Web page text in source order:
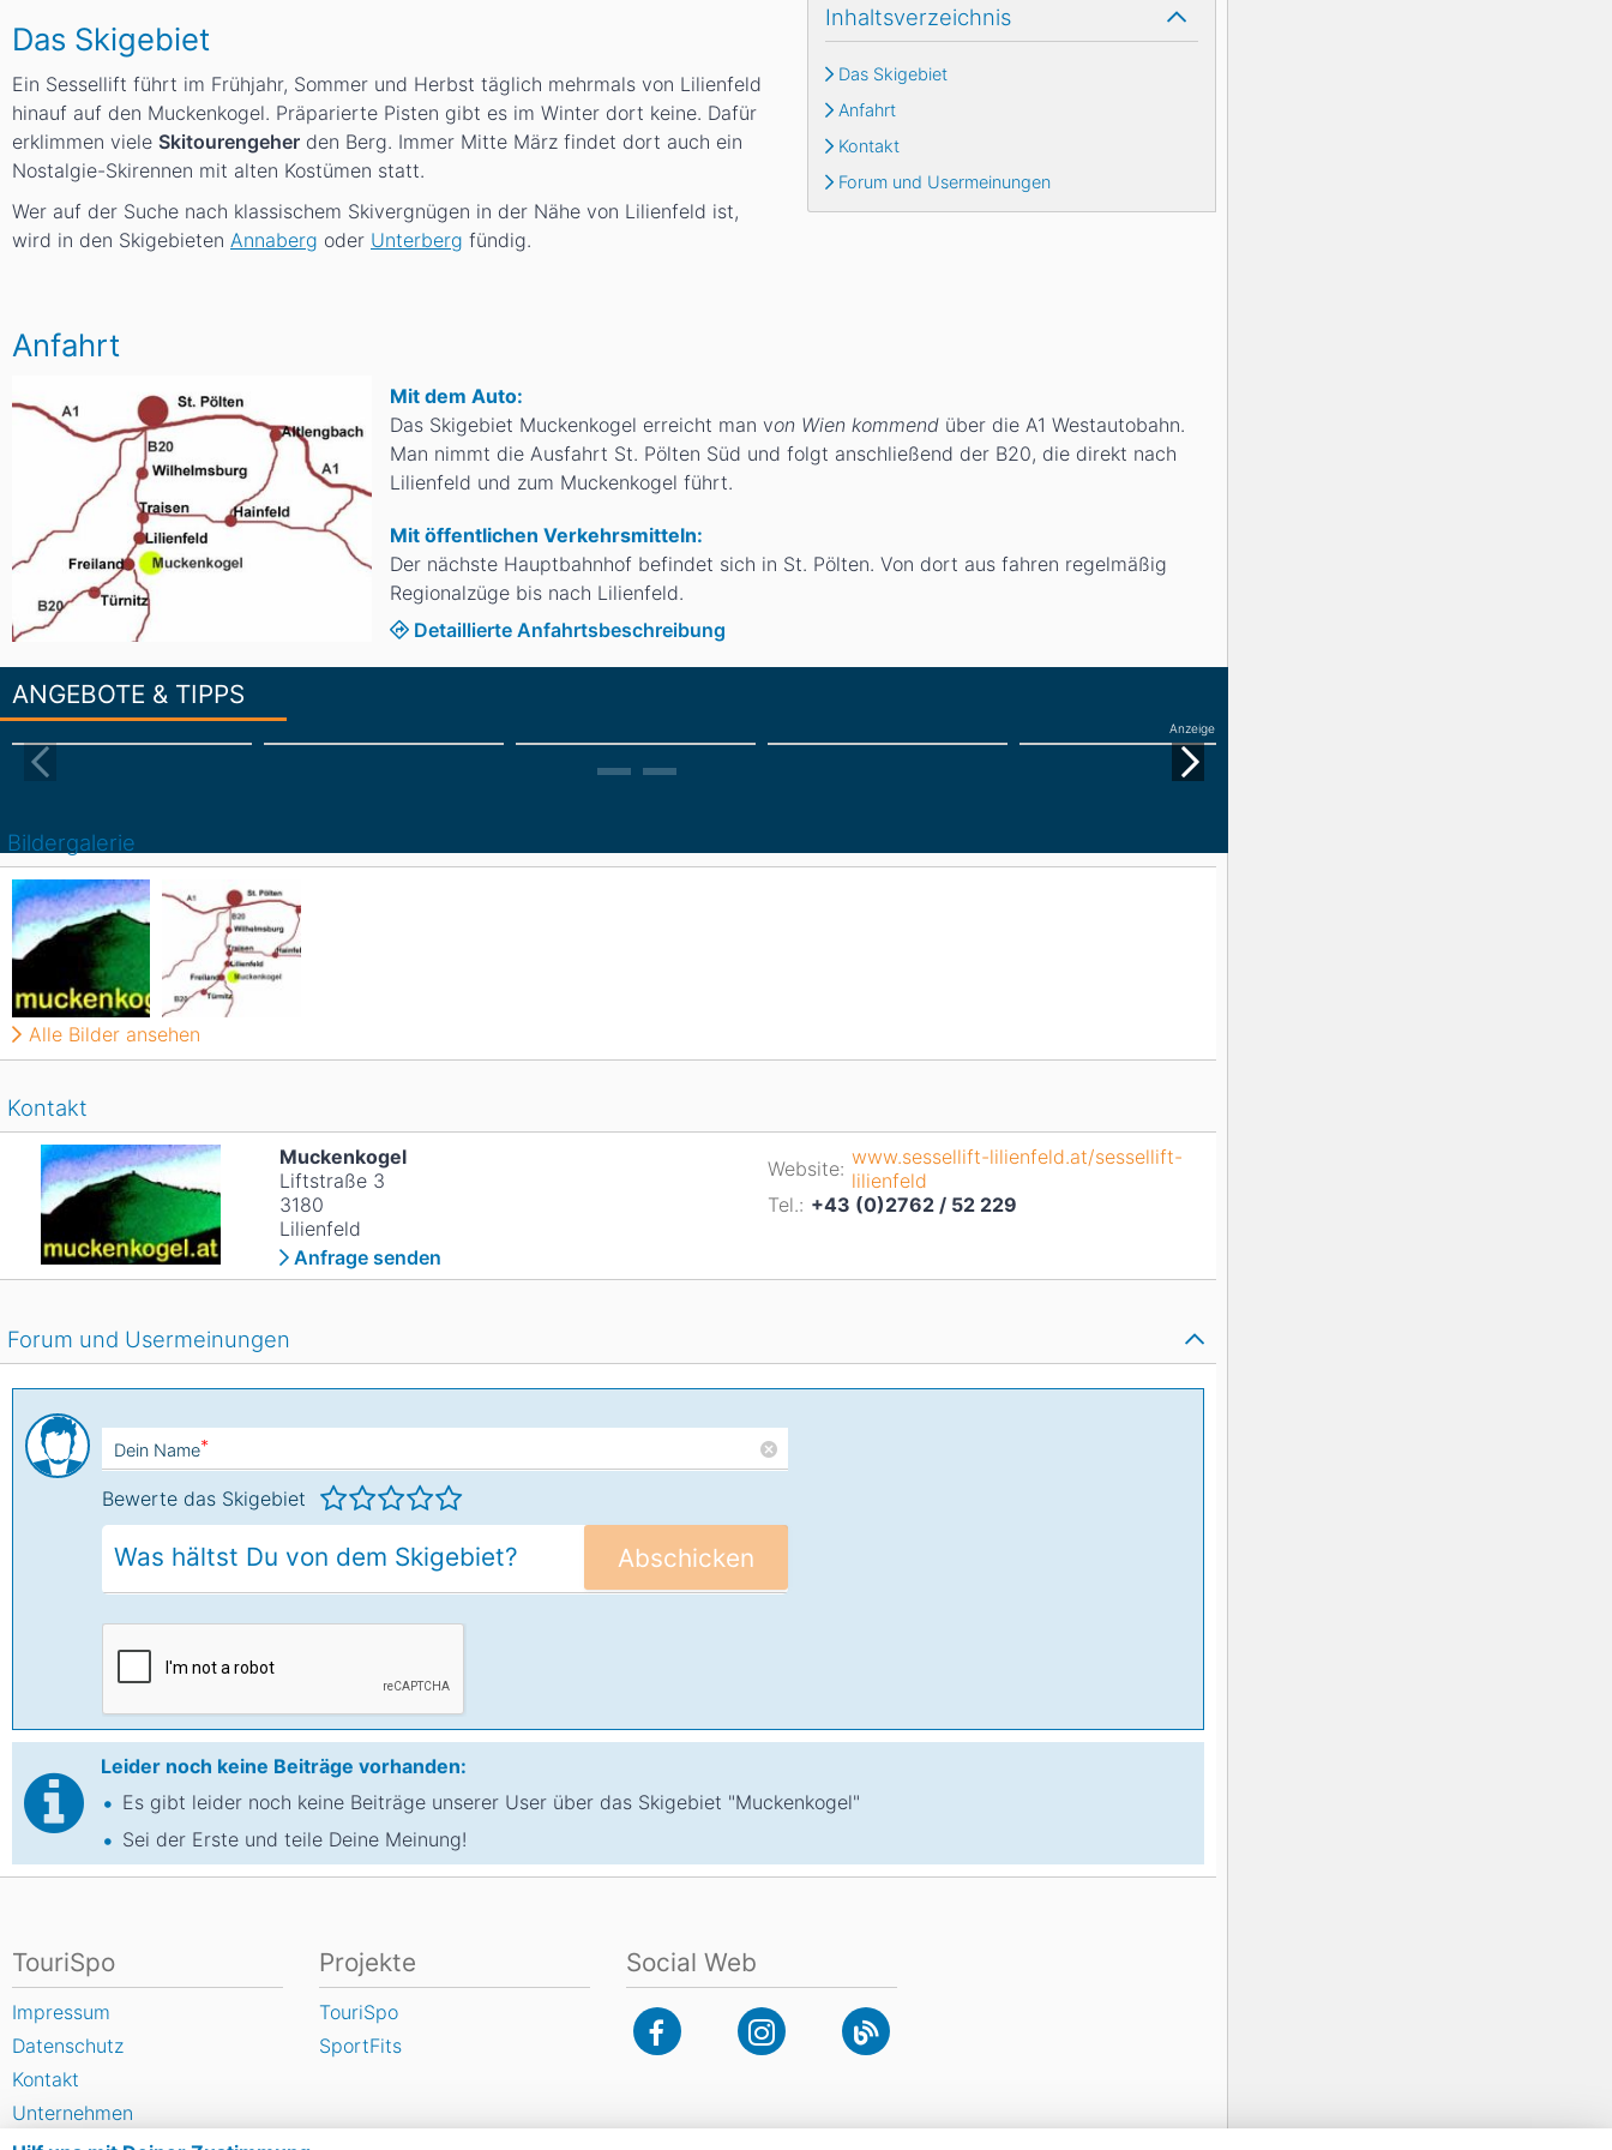
Inhaltsverzeichnis
Das Skigebiet
Anfahrt
Kontakt
Forum und Usermeinungen
Das Skigebiet
Ein Sessellift führt im Frühjahr, Sommer und Herbst täglich mehrmals von Lilienfeld
hinauf auf den Muckenkogel. Präparierte Pisten gibt es im Winter dort keine. Dafür
erklimmen viele Skitourengeher den Berg. Immer Mitte März findet dort auch ein
Nostalgie-Skirennen mit alten Kostümen statt.
Wer auf der Suche nach klassischem Skivergnügen in der Nähe von Lilienfeld ist,
wird in den Skigebieten Annaberg oder Unterberg fündig.
Anfahrt
Mit dem Auto:
Das Skigebiet Muckenkogel erreicht man von Wien kommend über die A1 Westautobahn.
Man nimmt die Ausfahrt St. Pölten Süd und folgt anschließend der B20, die direkt nach
Lilienfeld und zum Muckenkogel führt.
Mit öffentlichen Verkehrsmitteln:
Der nächste Hauptbahnhof befindet sich in St. Pölten. Von dort aus fahren regelmäßig
Regionalzüge bis nach Lilienfeld.
Detaillierte Anfahrtsbeschreibung
ANGEBOTE & TIPPS
Anzeige
Kontakt
Muckenkogel
Liftstraße 3
3180
Lilienfeld
Anfrage senden
Website: www.sessellift-lilienfeld.at/sessellift-
lilienfeld
Tel.: +43 (0)2762 / 52 229
Bildergalerie
Alle Bilder ansehen
Forum und Usermeinungen
Dein Name*
Bewerte das Skigebiet
Abschicken
Leider noch keine Beiträge vorhanden:
Es gibt leider noch keine Beiträge unserer User über das Skigebiet "Muckenkogel"
Sei der Erste und teile Deine Meinung!
TouriSpo
Impressum
Datenschutz
Kontakt
Unternehmen
Projekte
TouriSpo
SportFits
Social Web